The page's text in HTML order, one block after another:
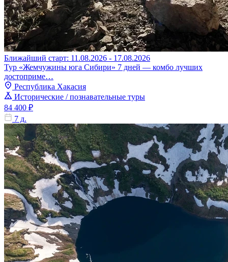
Ближайший старт: 11.08.2026 - 17.08.2026
Тур «Жемчужины юга Сибири» 7 дней — комбо лучших
достоприме…
Республика Хакасия
Исторические / познавательные туры
84 400 ₽
7 д.